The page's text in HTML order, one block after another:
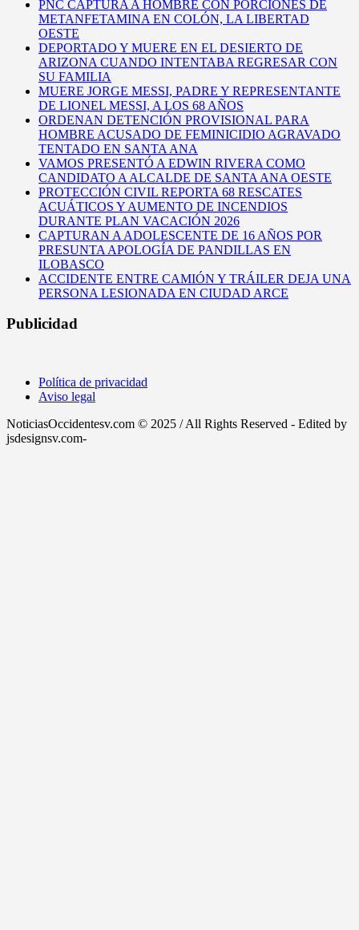
PNC CAPTURA A HOMBRE CON PORCIONES DE
METANFETAMINA EN COLÓN, LA LIBERTAD
OESTE
DEPORTADO Y MUERE EN EL DESIERTO DE
ARIZONA CUANDO INTENTABA REGRESAR CON
SU FAMILIA
MUERE JORGE MESSI, PADRE Y REPRESENTANTE
DE LIONEL MESSI, A LOS 68 AÑOS
ORDENAN DETENCIÓN PROVISIONAL PARA
HOMBRE ACUSADO DE FEMINICIDIO AGRAVADO
TENTADO EN SANTA ANA
VAMOS PRESENTÓ A EDWIN RIVERA COMO
CANDIDATO A ALCALDE DE SANTA ANA OESTE
PROTECCIÓN CIVIL REPORTA 68 RESCATES
ACUÁTICOS Y AUMENTO DE INCENDIOS
DURANTE PLAN VACACIÓN 2026
CAPTURAN A ADOLESCENTE DE 16 AÑOS POR
PRESUNTA APOLOGÍA DE PANDILLAS EN
ILOBASCO
ACCIDENTE ENTRE CAMIÓN Y TRÁILER DEJA UNA
PERSONA LESIONADA EN CIUDAD ARCE
Publicidad
Política de privacidad
Aviso legal
NoticiasOccidentesv.com © 2025 / All Rights Reserved - Edited by
jsdesignsv.com-